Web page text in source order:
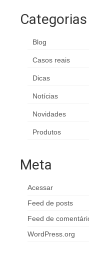
Categorias
Blog
Casos reais
Dicas
Notícias
Novidades
Produtos
Meta
Acessar
Feed de posts
Feed de
WordPress.org